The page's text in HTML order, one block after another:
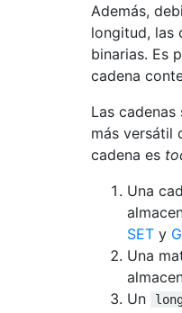
Además,
longitud, las
binarias. Es
cadena
Las
más versátil
cadena es
Una
SET y
Una
Un